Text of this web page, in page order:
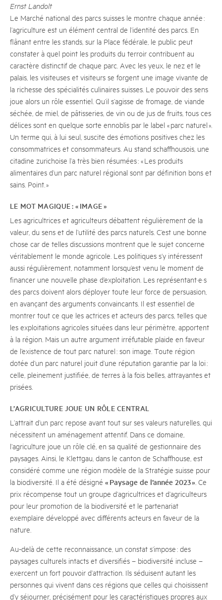
Ernst Landolt
Le Marché national des parcs suisses le montre chaque année :
l’agriculture est un élément central de l’identité des parcs. En
flânant entre les stands, sur la Place fédérale, le public peut
constater à quel point les produits du terroir contribuent au
caractère distinctif de chaque parc. Avec les yeux, le nez et le
palais, les visiteuses et visiteurs se forgent une image vivante de
la richesse des spécialités culinaires suisses. Le pouvoir des sens
joue alors un rôle essentiel. Qu’il s’agisse de fromage, de viande
séchée, de miel, de pâtisseries, de vin ou de jus de fruits, tous ces
délices sont en quelque sorte ennoblis par le label « parc naturel ».
Un terme qui, à lui seul, suscite des émotions positives chez les
consommatrices et consommateurs. Au stand schaffhousois, une
citadine zurichoise l’a très bien résumées : « Les produits
alimentaires d’un parc naturel régional sont par définition bons et
sains. Point. »
LE MOT MAGIQUE : « IMAGE »
Les agricultrices et agriculteurs débattent régulièrement de la
valeur, du sens et de l’utilité des parcs naturels. C’est une bonne
chose car de telles discussions montrent que le sujet concerne
véritablement le monde agricole. Les politiques s’y intéressent
aussi régulièrement, notamment lorsqu’est venu le moment de
financer une nouvelle phase d’exploitation. Les représentant·e·s
des parcs doivent alors déployer toute leur force de persuasion,
en avançant des arguments convaincants. Il est essentiel de
montrer tout ce que les actrices et acteurs des parcs, telles que
les exploitations agricoles situées dans leur périmètre, apportent
à la région. Mais un autre argument irréfutable plaide en faveur
de l’existence de tout parc naturel : son image. Toute région
dotée d’un parc naturel jouit d’une réputation garantie par la loi :
celle, pleinement justifiée, de terres à la fois belles, attrayantes et
prisées.
L’AGRICULTURE JOUE UN RÔLE CENTRAL
L’attrait d’un parc repose avant tout sur ses valeurs naturelles, qui
nécessitent un aménagement attentif. Dans ce domaine,
l’agriculture joue un rôle clé, en sa qualité de gestionnaire des
paysages. Ainsi, le Klettgau, dans le canton de Schaffhouse, est
considéré comme une région modèle de la Stratégie suisse pour
la biodiversité. Il a été désigné « Paysage de l’année 2023 » . Ce
prix récompense tout un groupe d’agricultrices et d’agriculteurs
pour leur promotion de la biodiversité et le partenariat
exemplaire développé avec différents acteurs en faveur de la
nature.
Au-delà de cette reconnaissance, un constat s’impose : des
paysages culturels intacts et diversifiés – biodiversité incluse –
exercent un fort pouvoir d’attraction. Ils séduisent autant les
personnes qui vivent dans ces régions que celles qui choisissent
d’y séjourner, précisément pour les caractéristiques propres aux